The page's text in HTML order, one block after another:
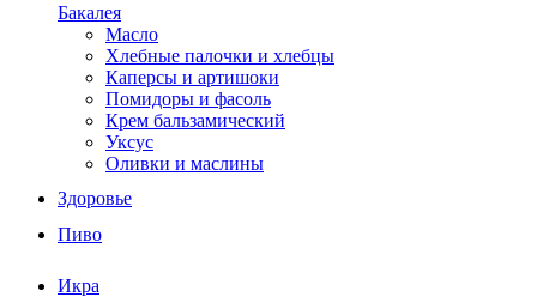
Бакалея
Масло
Хлебные палочки и хлебцы
Каперсы и артишоки
Помидоры и фасоль
Крем бальзамический
Уксус
Оливки и маслины
Здоровье
Пиво
Икра